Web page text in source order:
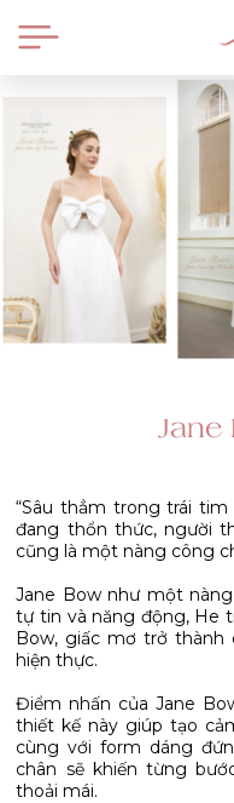
Jane
“Sâu thẳm trong trái
đang thổn thức, người
cũng là một nàng công
Jane Bow như một
tự tin và năng động, He
Bow, giấc mơ trở thành
hiện thực.
Điểm nhấn của Jane
thiết kế này giúp tạo
cùng với form dáng
chân sẽ khiến từng
thoải mái.